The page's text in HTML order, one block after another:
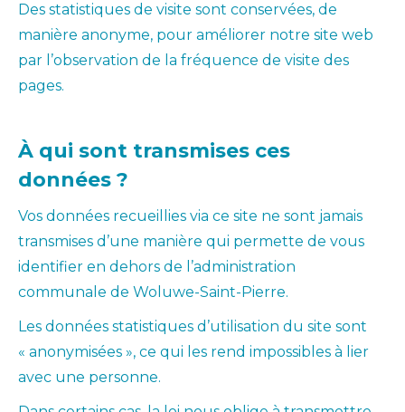
Des statistiques de visite sont conservées, de
manière anonyme, pour améliorer notre site web
par l’observation de la fréquence de visite des
pages.
À qui sont transmises ces
données ?
Vos données recueillies via ce site ne sont jamais
transmises d’une manière qui permette de vous
identifier en dehors de l’administration
communale de Woluwe-Saint-Pierre.
Les données statistiques d’utilisation du site sont
« anonymisées », ce qui les rend impossibles à lier
avec une personne.